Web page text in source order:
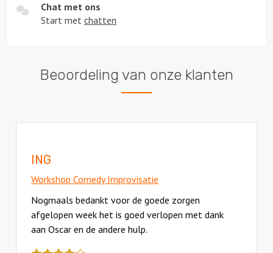
Chat met ons
Start met chatten
Beoordeling van onze klanten
ING
Workshop Comedy Improvisatie
Nogmaals bedankt voor de goede zorgen
afgelopen week het is goed verlopen met dank
aan Oscar en de andere hulp.